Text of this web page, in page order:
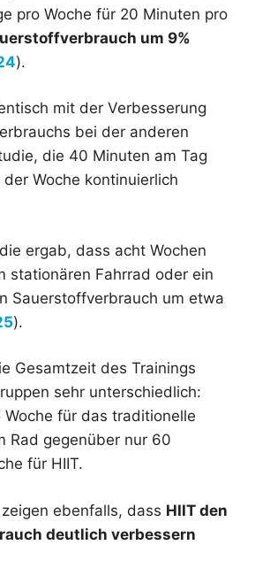
pro Woche für 20 Minuten pro
um 9%
).
mit der Verbesserung
bei der anderen
die 40 Minuten am Tag
Woche kontinuierlich
ergab, dass acht Wochen
stationären Fahrrad oder ein
Sauerstoffverbrauch um etwa
).
Gesamtzeit des Trainings
sehr unterschiedlich:
Woche für das traditionelle
Rad gegenüber nur 60
für HIIT.
ebenfalls, dass HIIT den
deutlich verbessern